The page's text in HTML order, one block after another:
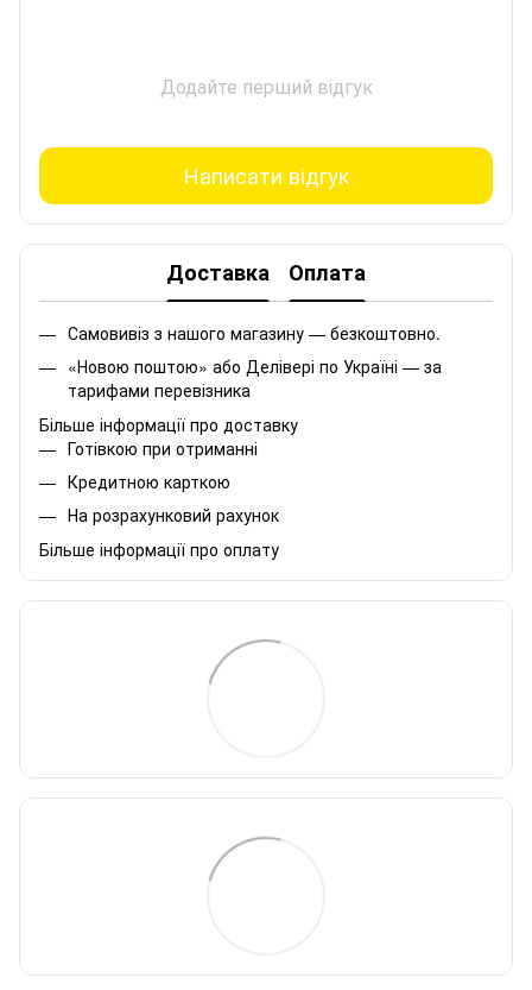
Додайте перший відгук
Написати відгук
Доставка Оплата
Самовивіз з нашого магазину — безкоштовно.
«Новою поштою» або Делівері по Україні — за
тарифами перевізника
Більше інформації про доставку
Готівкою при отриманні
Кредитною карткою
На розрахунковий рахунок
Більше інформації про оплату